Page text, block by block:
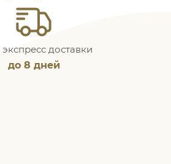
доставки
до 8 дней